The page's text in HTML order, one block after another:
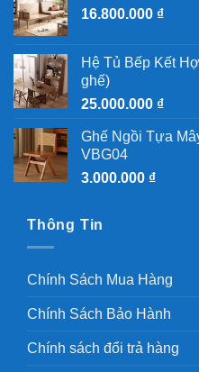
16.800.000 ₫
Hệ Tủ Bếp Kết
ghế)
25.000.000 ₫
Ghế Ngồi Tựa
VBG04
3.000.000 ₫
Thông Tin
Chính Sách Mua Hàng
Chính Sách Bảo Hành
Chính sách đổi trả hàng